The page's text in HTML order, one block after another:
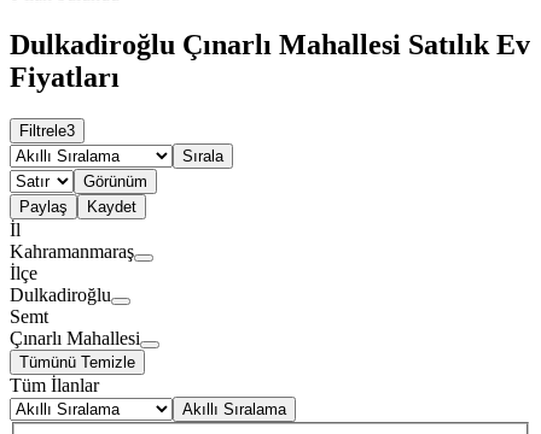
Dulkadiroğlu Çınarlı Mahallesi Satılık Ev
Fiyatları
Filtrele3
Sırala
Görünüm
Paylaş
Kaydet
İl
Kahramanmaraş
İlçe
Dulkadiroğlu
Semt
Çınarlı Mahallesi
Tümünü Temizle
Tüm İlanlar
Akıllı Sıralama